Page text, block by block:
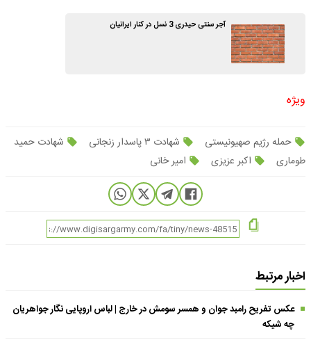
آجر سنتی حیدری 3 نسل در کنار ایرانیان
ویژه
حمله رژیم صهیونیستی شهادت ۳ پاسدار زنجانی
شهادت حمید
طوماری
اکبر عزیزی امیر خانی
اخبار مرتبط
عکس تفریح رامبد جوان و همسر سومش در خارج | لباس اروپایی نگار جواهریان
چه شیکه